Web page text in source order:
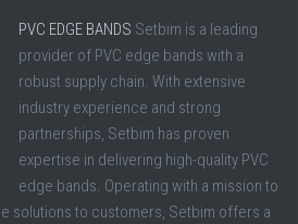
PVC EDGE BANDS Setbim is a leading
provider of PVC edge bands with a
robust supply chain. With extensive
industry experience and strong
partnerships, Setbim has proven
expertise in delivering high-quality PVC
edge bands. Operating with a mission to
solutions to customers, Setbim offers a